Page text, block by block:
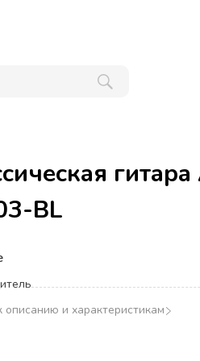
BL
описанию и характеристикам